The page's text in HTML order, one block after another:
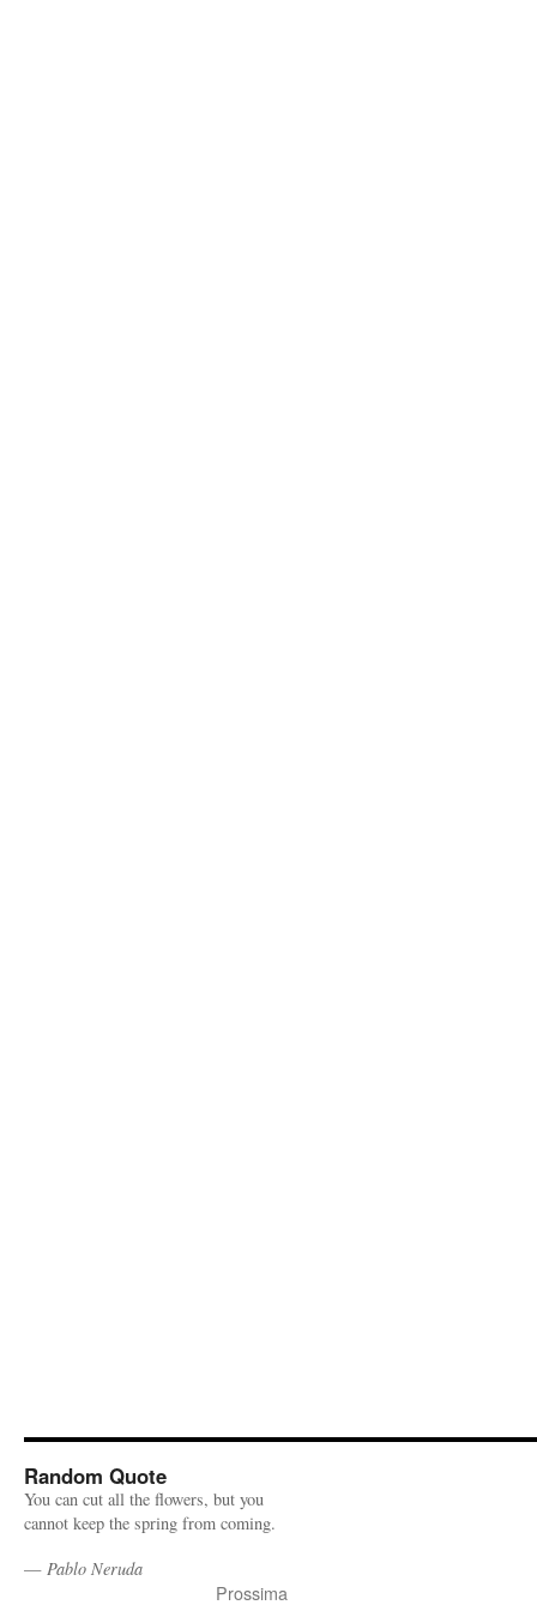
Random Quote
You can cut all the flowers, but you
cannot keep the spring from coming.
— Pablo Neruda
Prossima